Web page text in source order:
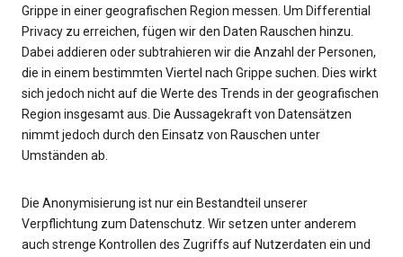
Grippe in einer geografischen Region messen. Um Differential
Privacy zu erreichen, fügen wir den Daten Rauschen hinzu.
Dabei addieren oder subtrahieren wir die Anzahl der Personen,
die in einem bestimmten Viertel nach Grippe suchen. Dies wirkt
sich jedoch nicht auf die Werte des Trends in der geografischen
Region insgesamt aus. Die Aussagekraft von Datensätzen
nimmt jedoch durch den Einsatz von Rauschen unter
Umständen ab.
Die Anonymisierung ist nur ein Bestandteil unserer
Verpflichtung zum Datenschutz. Wir setzen unter anderem
auch strenge Kontrollen des Zugriffs auf Nutzerdaten ein und